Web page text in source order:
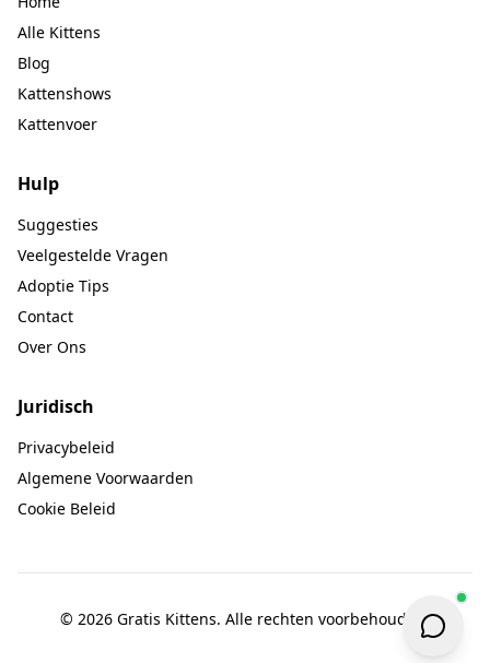
Alle Kittens
Blog
Kattenshows
Kattenvoer
Hulp
Suggesties
Veelgestelde Vragen
Adoptie Tips
Contact
Over Ons
Juridisch
Privacybeleid
Algemene Voorwaarden
Cookie Beleid
© 2026 Gratis Kittens. Alle rechten voorbehouden.